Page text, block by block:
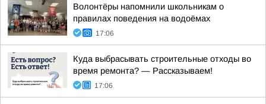
Волонтёры напомнили школьникам о
правилах поведения на водоёмах
17:06
Куда выбрасывать строительные отходы во
время ремонта? — Рассказываем!
17:06